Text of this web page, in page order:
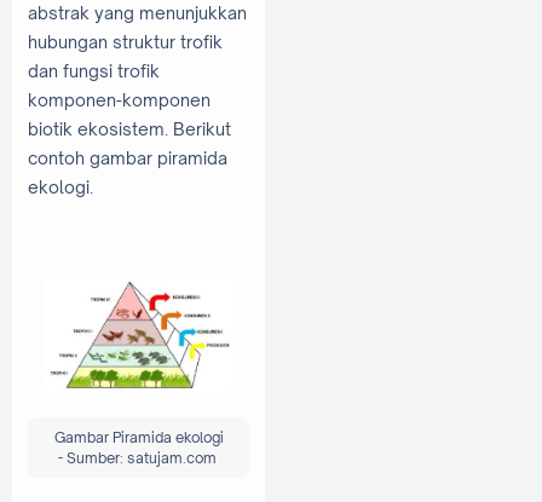
abstrak yang menunjukkan
hubungan struktur trofik
dan fungsi trofik
komponen-komponen
biotik ekosistem. Berikut
contoh gambar piramida
ekologi.
Gambar Piramida ekologi
- Sumber: satujam.com